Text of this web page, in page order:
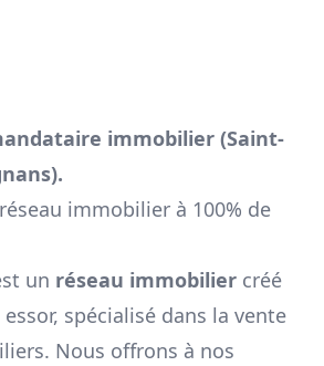
immobilier (Saint-
).
immobilier à 100% de
un réseau immobilier créé
spécialisé dans la vente
Nous offrons à nos